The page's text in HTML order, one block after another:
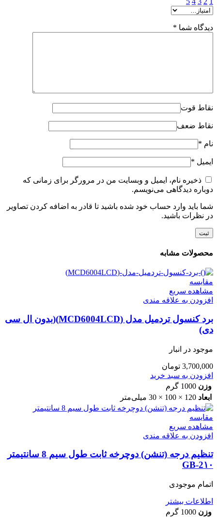
دیدگاه شما *
نقاط قوت
نقاط ضعف
نام *
ایمیل *
ذخیره نام، ایمیل و وبسایت من در مرورگر برای زمانی که
دوباره دیدگاهی می‌نویسم.
شما باید وارد حساب خود شده باشید تا قادر به اضافه کردن تصاویر
در نظرات باشید.
محصولات مشابه
مقایسه
مشاهده سریع
افزودن به علاقه مندی
برد کنسول تردمیل مدل (MCD6004LCD)(بدون ال سی
دی)
موجود در انبار
3,700,000 تومان
افزودن به سبد خرید
وزن 1000 گرم
ابعاد 120 × 100 × 30 میلی‌متر
مقایسه
مشاهده سریع
افزودن به علاقه مندی
تنظیم درجه (تنشن) دوچرخه ثابت طول سیم 8 سانتیمتر
GB-2۱۰
اتمام موجودی
اطلاعات بیشتر
وزن 1000 گرم